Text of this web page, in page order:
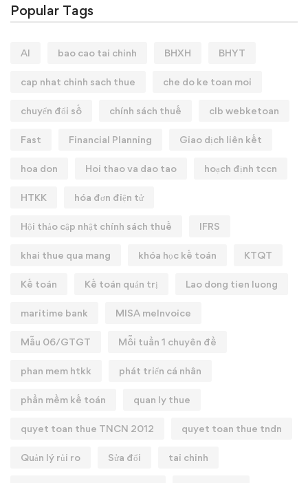
Popular Tags
AI bao cao tai chinh BHXH BHYT
cap nhat chinh sach thue che do ke toan moi
chuyển đổi số chính sách thuế clb webketoan
Fast Financial Planning Giao dịch liên kết
hoa don Hoi thao va dao tao hoạch định tccn
HTKK hóa đơn điện tử
Hội thảo cập nhật chính sách thuế IFRS
khai thue qua mang khóa học kế toán KTQT
Kế toán Kế toán quản trị Lao dong tien luong
maritime bank MISA meInvoice
Mẫu 06/GTGT Mỗi tuần 1 chuyên đề
phan mem htkk phát triển cá nhân
phần mềm kế toán quan ly thue
quyet toan thue TNCN 2012 quyet toan thue tndn
Quản lý rủi ro Sửa đổi tai chinh